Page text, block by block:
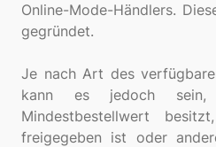
Online-Mode-Händlers.
gegründet.
Je nach Art des
kann es jedoch sein,
Mindestbestellwert
freigegeben ist oder